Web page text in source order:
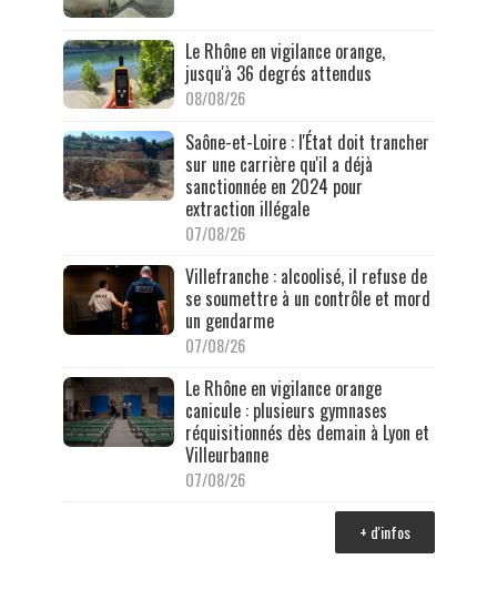
Le Rhône en vigilance orange,
jusqu'à 36 degrés attendus
08/08/26
Saône-et-Loire : l'État doit trancher
sur une carrière qu'il a déjà
sanctionnée en 2024 pour
extraction illégale
07/08/26
Villefranche : alcoolisé, il refuse de
se soumettre à un contrôle et mord
un gendarme
07/08/26
Le Rhône en vigilance orange
canicule : plusieurs gymnases
réquisitionnés dès demain à Lyon et
Villeurbanne
07/08/26
+ d'infos